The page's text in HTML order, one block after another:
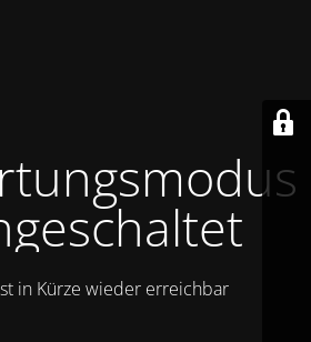
in Kürze wieder erreichbar